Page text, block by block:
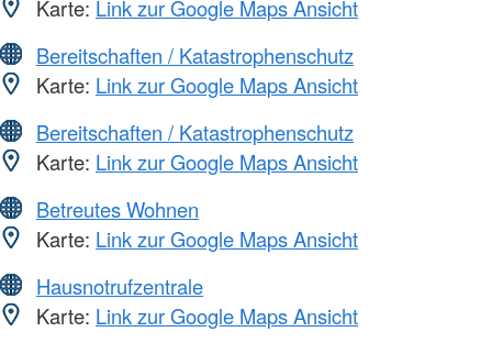
Karte: Link zur Google Maps Ansicht
Bereitschaften / Katastrophenschutz
Karte: Link zur Google Maps Ansicht
Bereitschaften / Katastrophenschutz
Karte: Link zur Google Maps Ansicht
Betreutes Wohnen
Karte: Link zur Google Maps Ansicht
Hausnotrufzentrale
Karte: Link zur Google Maps Ansicht